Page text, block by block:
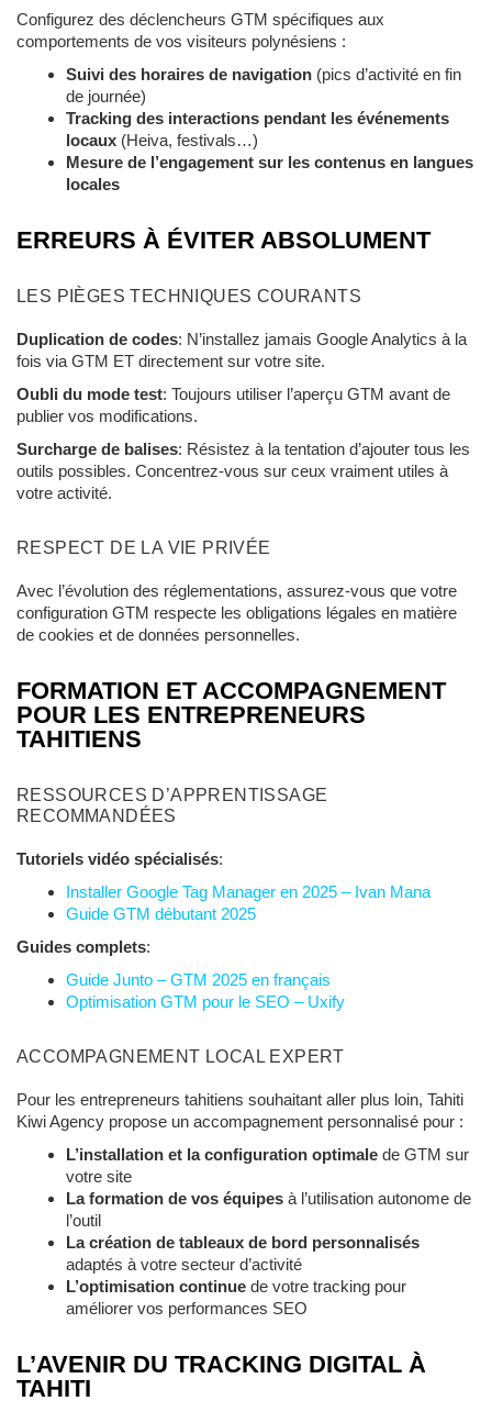
Configurez des déclencheurs GTM spécifiques aux
comportements de vos visiteurs polynésiens :
Suivi des horaires de navigation (pics d’activité en fin
de journée)
Tracking des interactions pendant les événements
locaux (Heiva, festivals…)
Mesure de l’engagement sur les contenus en langues
locales
ERREURS À ÉVITER ABSOLUMENT
LES PIÈGES TECHNIQUES COURANTS
Duplication de codes: N’installez jamais Google Analytics à la
fois via GTM ET directement sur votre site.
Oubli du mode test: Toujours utiliser l’aperçu GTM avant de
publier vos modifications.
Surcharge de balises: Résistez à la tentation d’ajouter tous les
outils possibles. Concentrez-vous sur ceux vraiment utiles à
votre activité.
RESPECT DE LA VIE PRIVÉE
Avec l’évolution des réglementations, assurez-vous que votre
configuration GTM respecte les obligations légales en matière
de cookies et de données personnelles.
FORMATION ET ACCOMPAGNEMENT
POUR LES ENTREPRENEURS
TAHITIENS
RESSOURCES D’APPRENTISSAGE
RECOMMANDÉES
Tutoriels vidéo spécialisés:
Installer Google Tag Manager en 2025 – Ivan Mana
Guide GTM débutant 2025
Guides complets:
Guide Junto – GTM 2025 en français
Optimisation GTM pour le SEO – Uxify
ACCOMPAGNEMENT LOCAL EXPERT
Pour les entrepreneurs tahitiens souhaitant aller plus loin, Tahiti
Kiwi Agency propose un accompagnement personnalisé pour :
L’installation et la configuration optimale de GTM sur
votre site
La formation de vos équipes à l’utilisation autonome de
l’outil
La création de tableaux de bord personnalisés
adaptés à votre secteur d’activité
L’optimisation continue de votre tracking pour
améliorer vos performances SEO
L’AVENIR DU TRACKING DIGITAL À
TAHITI